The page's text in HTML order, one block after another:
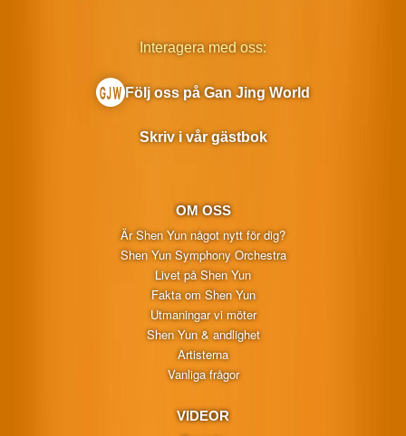
OM OSS
Är Shen Yun något nytt för dig?
Shen Yun Symphony Orchestra
Livet på Shen Yun
Fakta om Shen Yun
Utmaningar vi möter
Shen Yun & andlighet
Artisterna
Vanliga frågor
VIDEOR
Interagera med oss:
Följ oss på Gan Jing World
Skriv i vår gästbok